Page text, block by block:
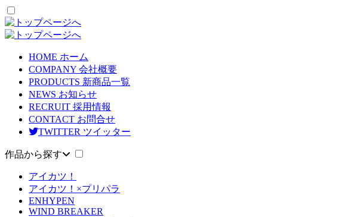
HOME ホーム
COMPANY 会社概要
PRODUCTS 新商品一覧
NEWS お知らせ
RECRUIT 採用情報
CONTACT お問合せ
TWITTER ツイッター
作品から探す
アイカツ！
アイカツ！×プリパラ
ENHYPEN
WIND BREAKER